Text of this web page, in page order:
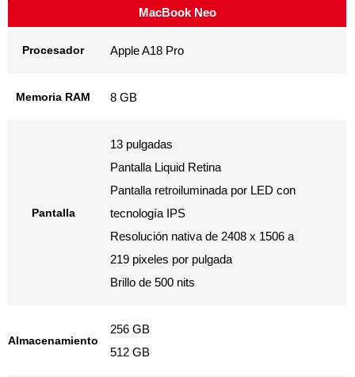
MacBook Neo
Procesador Apple A18 Pro
Memoria RAM 8 GB
Pantalla
13 pulgadas
Pantalla Liquid Retina
Pantalla retroiluminada por LED con
tecnología IPS
Resolución nativa de 2408 x 1506 a
219 pixeles por pulgada
Brillo de 500 nits
Almacenamiento
256 GB
512 GB